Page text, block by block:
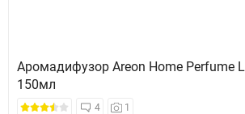
Аромадифузор Areon Home Perfume
150мл
4
1